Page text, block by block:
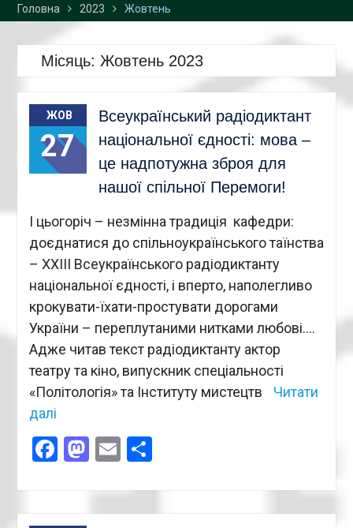
Головна 2023 Жовтень
Місяць: Жовтень 2023
ЖОВ
27
Всеукраїнський радіодиктант
національної єдності: мова –
це надпотужна зброя для
нашої спільної Перемоги!
І цьогоріч – незмінна традиція кафедри:
доєднатися до спільноукраїнського таїнства
– ХХІІІ Всеукраїнського радіодиктанту
національної єдності, і вперто, наполегливо
крокувати-їхати-простувати дорогами
України – переплутаними нитками любові….
Адже читав текст радіодиктанту актор
театру та кіно, випускник спеціальності
«Політологія» та Інституту мистецтв
Читати
далі
Facebook
Mastodon
EmailПоділитися